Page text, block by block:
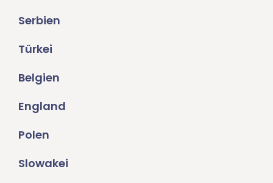
Serbien
Türkei
Belgien
England
Polen
Slowakei